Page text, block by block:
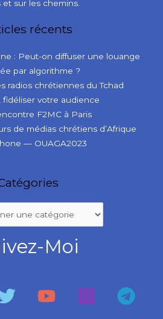
et sur les chemins.
récents
: Peut-on diffuser une louange
par algorithme ?
radios chrétiennes du Tchad
fidéliser votre audience
F2MC à Paris
de médias chrétiens d’Afrique
— OUAGA2023
Moi